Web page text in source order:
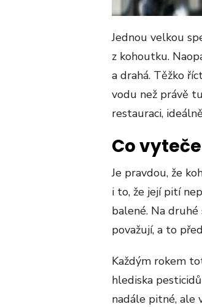
Jednou velkou
z kohoutku.
a drahá. Těžko
vodu než právě
restauraci,
Co
Je pravdou, že
i to, že její pití
balené. Na
považují, a to
Každým rokem
hlediska
nadále pitné, ale